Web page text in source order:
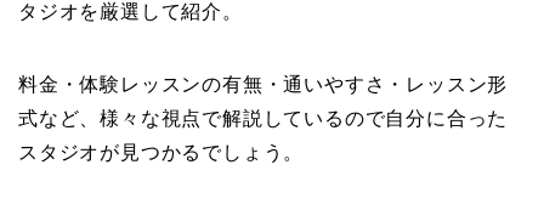
タジオを厳選して紹介。
料金・体験レッスンの有無・通いやすさ・レッスン形
式など、様々な視点で解説しているので自分に合った
スタジオが見つかるでしょう。